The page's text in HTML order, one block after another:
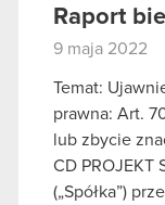
Raport
9 maja 2022
Temat:
prawna: Art.
lub zbycie
CD PROJEKT
(„Spółka”)